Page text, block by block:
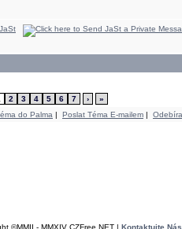
2 3 4 5 6 7 ›
»
do Palma | Poslat Téma E-mailem |
©MMII - MMXIV CZFree.NET | Kontaktujte Nás